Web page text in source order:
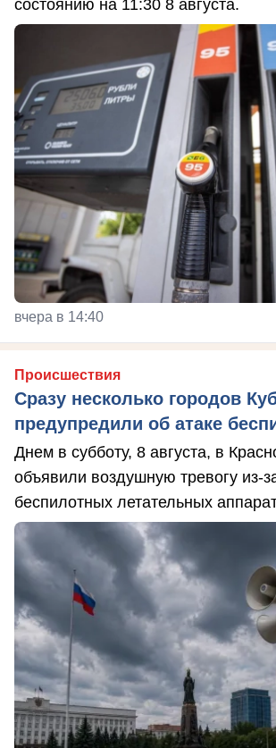
состоянию на 11:30 8 августа.
вчера в 14:40
Происшествия
Сразу несколько городов
предупредили об атаке
Днем в субботу, 8 августа, в
объявили воздушную тревогу из-
беспилотных летательных